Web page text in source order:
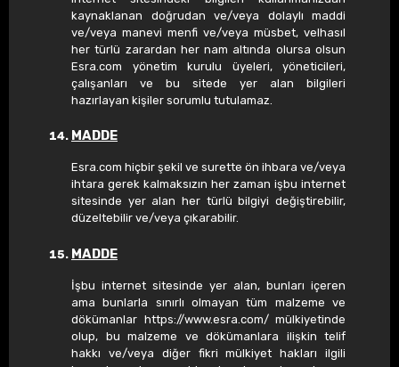
kaynaklanan doğrudan ve/veya dolaylı maddi
ve/veya manevi menfi ve/veya müsbet, velhasıl
her türlü zarardan her nam altında olursa olsun
Esra.com yönetim kurulu üyeleri, yöneticileri,
çalışanları ve bu sitede yer alan bilgileri
hazırlayan kişiler sorumlu tutulamaz.
MADDE
Esra.com hiçbir şekil ve surette ön ihbara ve/veya
ihtara gerek kalmaksızın her zaman işbu internet
sitesinde yer alan her türlü bilgiyi değiştirebilir,
düzeltebilir ve/veya çıkarabilir.
MADDE
İşbu internet sitesinde yer alan, bunları içeren
ama bunlarla sınırlı olmayan tüm malzeme ve
dökümanlar https://www.esra.com/ mülkiyetinde
olup, bu malzeme ve dökümanlara ilişkin telif
hakkı ve/veya diğer fikri mülkiyet hakları ilgili